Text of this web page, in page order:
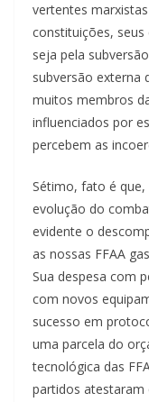
vertentes
constituições, seus
seja pela
subversão externa
muitos membros
influenciados por
percebem as
Sétimo, fato é que,
evolução do
evidente o
as nossas FFAA
Sua despesa com
com novos
sucesso em
uma parcela do
tecnológica das
partidos atestaram